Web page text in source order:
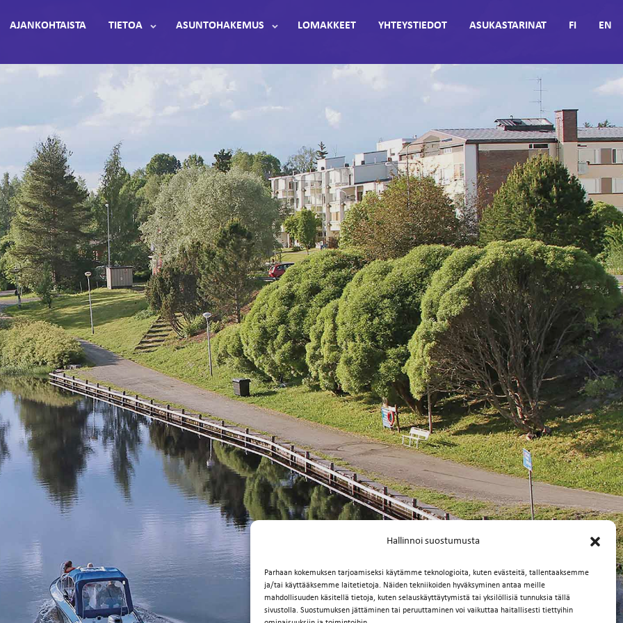
Hallinnoi suostumusta
Parhaan kokemuksen tarjoamiseksi käytämme teknologioita, kuten evästeitä, tallentaaksemme
ja/tai käyttääksemme laitetietoja. Näiden tekniikoiden hyväksyminen antaa meille
mahdollisuuden käsitellä tietoja, kuten selauskäyttäytymistä tai yksilöllisiä tunnuksia tällä
sivustolla. Suostumuksen jättäminen tai peruuttaminen voi vaikuttaa haitallisesti tiettyihin
AJANKOHTAISTA TIETOA ASUNTOHAKEMUS LOMAKKEET YHTEYSTIEDOT ASUKASTARINAT FI EN